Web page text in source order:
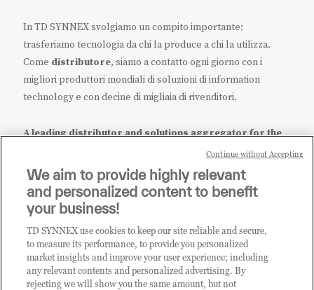
In TD SYNNEX svolgiamo un compito importante:
trasferiamo tecnologia da chi la produce a chi la utilizza.
Come distributore, siamo a contatto ogni giorno con i
migliori produttori mondiali di soluzioni di information
technology e con decine di migliaia di rivenditori.
A leading distributor and solutions aggregator for the
it.tdsynnex.com|eu.tdsynnex.com|tdsynnex.com
CATEGORIE
We aim to provide highly relevant
and personalized content to benefit
your business!
TD SYNNEX use cookies to keep our site reliable and secure,
to measure its performance, to provide you personalized
market insights and improve your user experience; including
any relevant contents and personalized advertising. By
rejecting we will show you the same amount, but not
Continue without Accepting